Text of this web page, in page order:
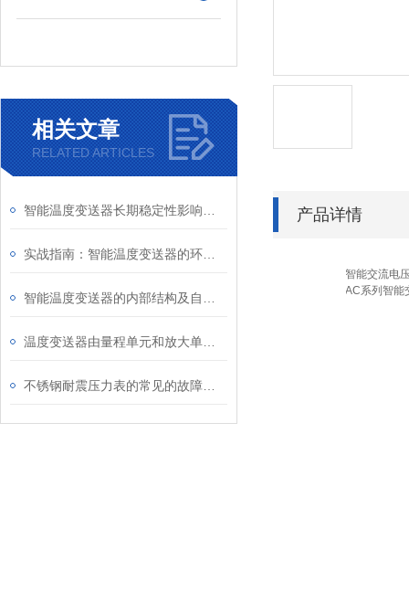
相关文章
RELATED ARTICLES
产品详情
智能交流电
AC系列智能